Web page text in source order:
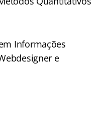
Informações
e